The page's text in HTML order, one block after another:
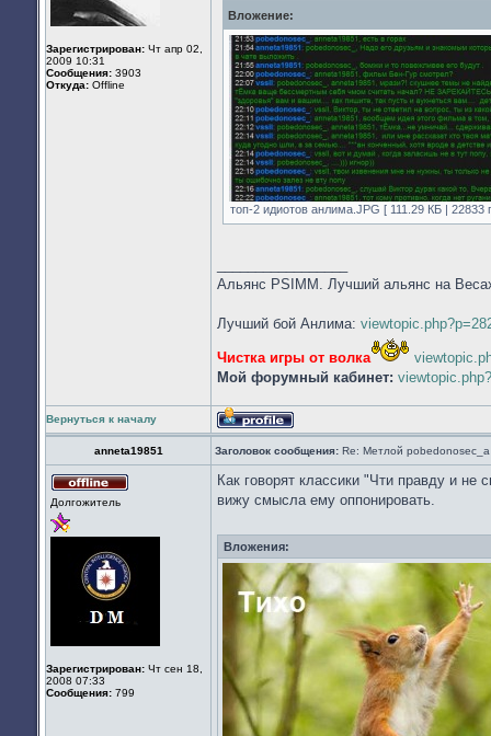
Зарегистрирован: Чт апр 02,
2009 10:31
Сообщения: 3903
Откуда: Offline
Вложение:
топ-2 идиотов анлима.JPG [ 111.29 КБ | 22833
Альянс PSIMM. Лучший альянс на
Лучший бой Анлима:
Чистка игры от волка
Мой форумный кабинет:
Вернуться к началу
Профиль
anneta19851
Заголовок сообщения: Re: Метлой pobedonosec_а
Долгожитель
Зарегистрирован: Чт сен 18,
2008 07:33
Сообщения: 799
Как говорят классики "Чти правду и не
вижу смысла ему оппонировать.
Вложения: